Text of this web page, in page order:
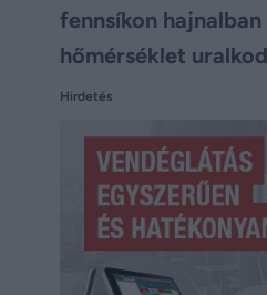
fennsíkon
hőmérséklet
Hirdetés